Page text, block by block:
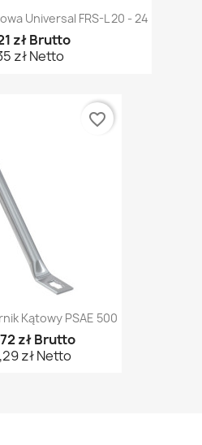
Universal FRS-L 20 - 24
zł Brutto
zł Netto
Kątowy PSAE 500
zł Brutto
zł Netto
favorite_border